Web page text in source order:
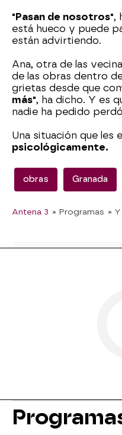
"Pasan de nosotros",
está hueco y puede
están advirtiendo.
Ana, otra de las
de las obras dentro
grietas desde que
más", ha dicho. Y es
nadie ha pedido
Una situación que les
psicológicamente.
obras Granada
Antena 3 » Programas »